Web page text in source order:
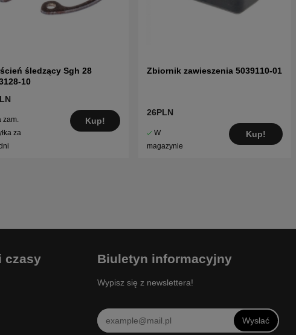
śledzący Sgh 28
10
zam.
za
Kup!
Zbiornik zawieszenia 5039110-01
26PLN
W
magazynie
Kup!
czasy
Biuletyn informacyjny
Wypisz się z newslettera!
Wysłać